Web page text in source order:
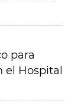
para
Hospital